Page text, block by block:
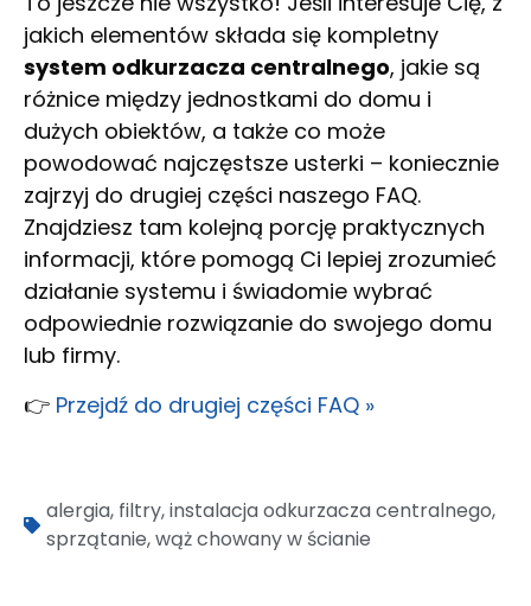
jakich elementów składa się kompletny
system odkurzacza centralnego, jakie są
różnice między jednostkami do domu i
dużych obiektów, a także co może
powodować najczęstsze usterki – koniecznie
zajrzyj do drugiej części naszego FAQ.
Znajdziesz tam kolejną porcję praktycznych
informacji, które pomogą Ci lepiej zrozumieć
działanie systemu i świadomie wybrać
odpowiednie rozwiązanie do swojego domu
lub firmy.
👉 Przejdź do drugiej części FAQ »
alergia, filtry,instalacja odkurzacza centralnego,
sprzątanie,wąż chowany w ścianie